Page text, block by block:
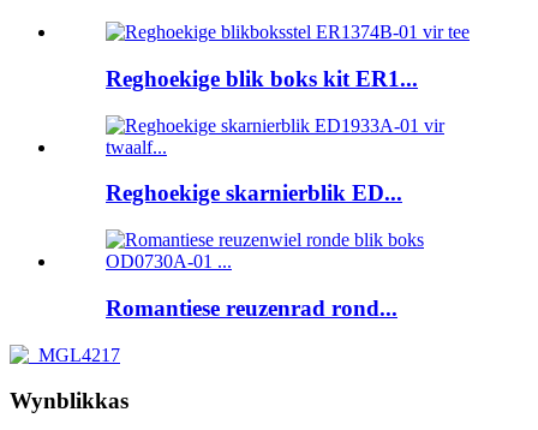
Reghoekige blik boks kit ER1...
Reghoekige skarnierblik ED...
Romantiese reuzenrad rond...
Wynblikkas